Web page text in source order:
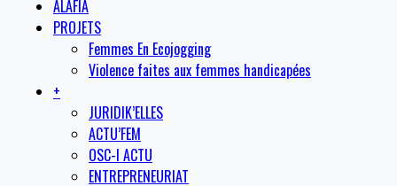
ALAFIA
PROJETS
Femmes En Ecojogging
Violence faites aux femmes handicapées
+
JURIDIK’ELLES
ACTU’FEM
OSC-I ACTU
ENTREPRENEURIAT